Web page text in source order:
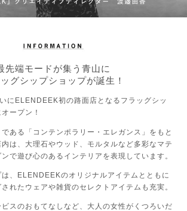
先端モードが集う青山に
グシップショップが誕生！
にELENDEEK初の路面店となるフラッグシッ
ープン！
ある「コンテンポラリー・エレガンス」をもと
は、大理石やウッド、モルタルなど多彩なマテ
で遊び心のあるインテリアを表現しています。
、ELENDEEKのオリジナルアイテムとともに
れたウェアや雑貨のセレクトアイテムも充実。
スのおもてなしなど、大人の女性がくつろいだ